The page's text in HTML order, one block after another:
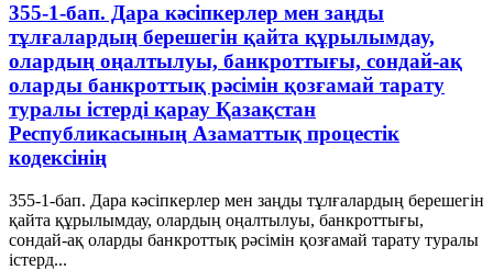
355-1-бап. Дара кәсіпкерлер мен заңды
тұлғалардың берешегін қайта құрылымдау,
олардың оңалтылуы, банкроттығы, сондай-ақ
оларды банкроттық рәсімін қозғамай тарату
туралы істерді қарау Қазақстан
Республикасының Азаматтық процестік
кодексінің
355-1-бап. Дара кәсіпкерлер мен заңды тұлғалардың берешегін
қайта құрылымдау, олардың оңалтылуы, банкроттығы,
сондай-ақ оларды банкроттық рәсімін қозғамай тарату туралы
істерд...